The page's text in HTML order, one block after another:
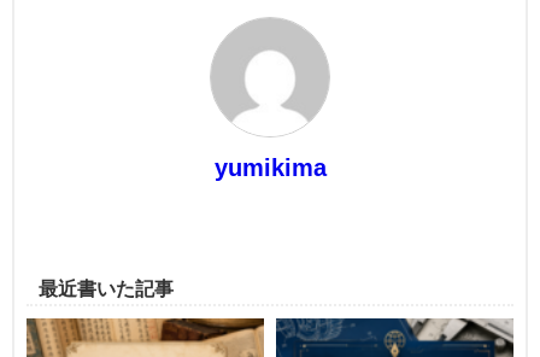
yumikima
最近書いた記事